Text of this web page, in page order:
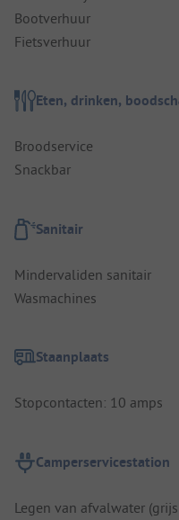
Bootverhuur
Fietsverhuur
Eten, drinken,
Broodservice
Snackbar
Sanitair
Mindervaliden sanitair
Wasmachines
Staanplaats
Stopcontacten: 10 amps
Camperservicestation
Legen van afvalwater